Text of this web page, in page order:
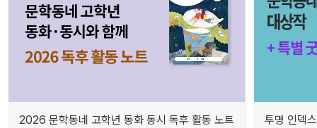
2026 문학동네 고학년 동화 동시 독후 활동 노트
투명 인덱